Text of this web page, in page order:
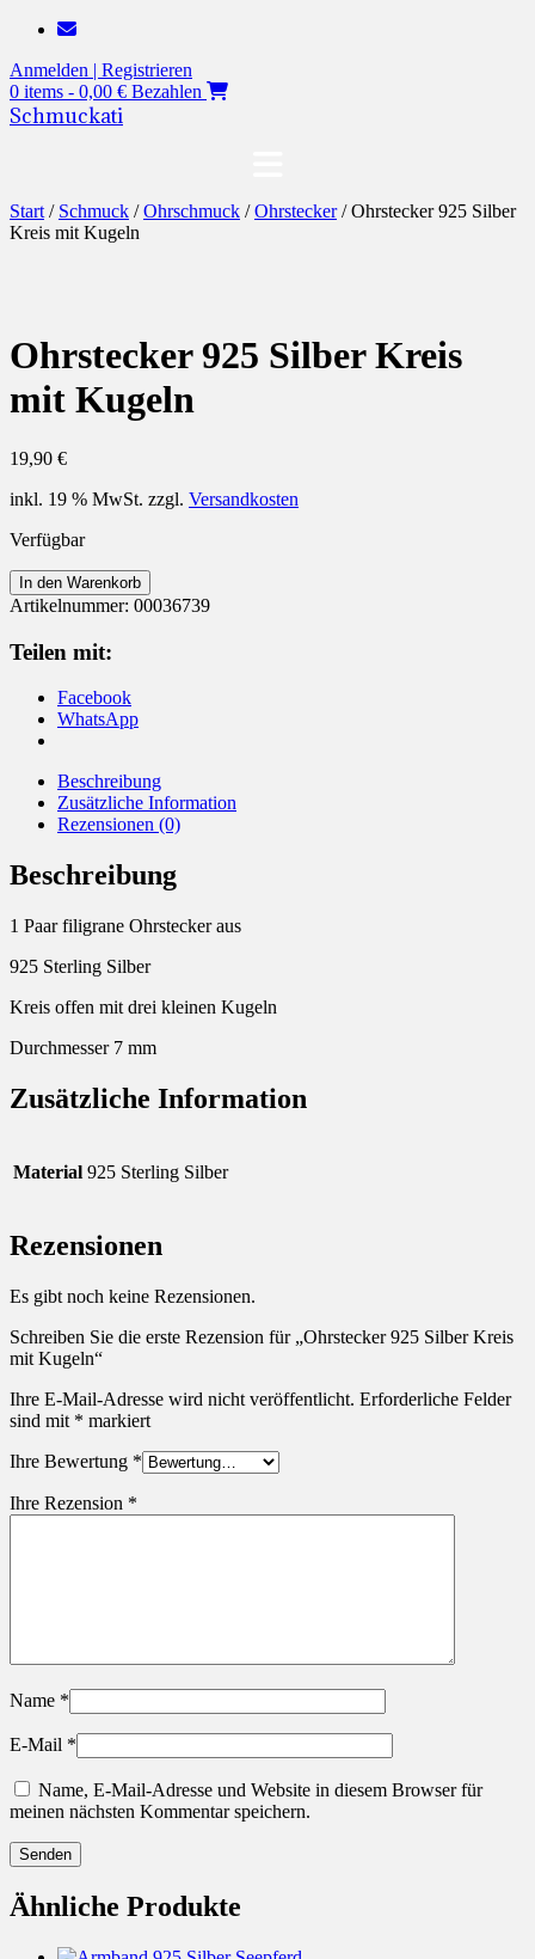
Zum
springen
Anmelden | Registrieren
0 items - 0,00 € Bezahlen
Schmuckati
Start / Schmuck /Ohrschmuck /Ohrstecker/ Ohrstecker 925 Silber
Kreis mit Kugeln
Ohrstecker 925 Silber Kreis
mit Kugeln
19,90 €
inkl. 19 % MwSt. zzgl. Versandkosten
Verfügbar
Ohrstecker
925
Kreis
mit
Kugeln
Menge
In den Warenkorb
Artikelnummer: 00036739
Teilen mit:
Facebook
WhatsApp
Beschreibung
Zusätzliche Information
Rezensionen (0)
Beschreibung
1 Paar filigrane Ohrstecker aus
925 Sterling Silber
Kreis offen mit drei kleinen Kugeln
Durchmesser 7 mm
Zusätzliche Information
Material 925 Sterling Silber
Rezensionen
Es gibt noch keine Rezensionen.
Schreiben Sie die erste Rezension für „Ohrstecker 925 Silber Kreis
mit Kugeln“
Ihre E-Mail-Adresse wird nicht veröffentlicht. Erforderliche Felder
sind mit * markiert
Ihre Bewertung *
Ihre Rezension *
Name *
E-Mail *
Name, E-Mail-Adresse und Website in diesem Browser für
meinen nächsten Kommentar speichern.
Ähnliche Produkte